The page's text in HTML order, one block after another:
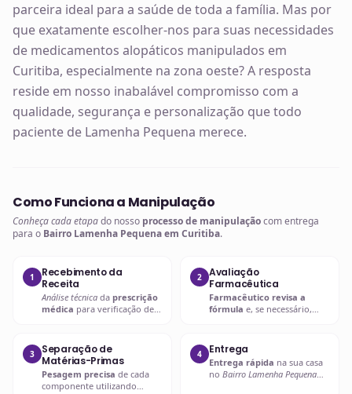
parceira ideal para a saúde de toda a família. Mas por
que exatamente escolher-nos para suas necessidades
de medicamentos alopáticos manipulados em
Curitiba, especialmente na zona oeste? A resposta
reside em nosso inabalável compromisso com a
qualidade, segurança e personalização que todo
paciente de Lamenha Pequena merece.
Como Funciona a Manipulação
Conheça cada etapado nosso processo de manipulaçãocom entrega
para o Bairro Lamenha Pequena em Curitiba.
1
Recebimento da
Receita
Análise técnica da prescrição
médica para verificação de
2
Avaliação
Farmacêutica
Farmacêutico revisa a
fórmula e, se necessário,
esclarecimentos.
3
Separação de
Matérias-Primas
Pesagem precisa de cada
componente utilizando
4 Entrega
Entrega rápida na sua casa
no Bairro Lamenha Pequena